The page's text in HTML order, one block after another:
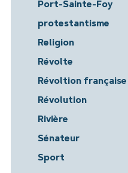
Port-Sainte-Foy
protestantisme
Religion
Révolte
Révoltion française
Révolution
Rivière
Sénateur
Sport